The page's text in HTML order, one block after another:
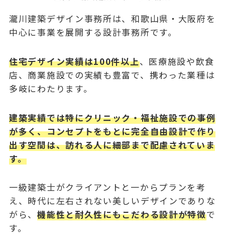
瀧川建築デザイン事務所は、和歌山県・大阪府を
中心に事業を展開する設計事務所です。
住宅デザイン実績は100件以上、医療施設や飲食
店、商業施設での実績も豊富で、携わった業種は
多岐にわたります。
建築実績では特にクリニック・福祉施設での事例
が多く、コンセプトをもとに完全自由設計で作り
出す空間は、訪れる人に細部まで配慮されていま
す。
一級建築士がクライアントと一からプランを考
え、時代に左右されない美しいデザインでありな
がら、機能性と耐久性にもこだわる設計が特徴で
す。